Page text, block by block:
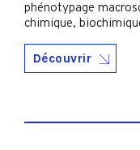
phénotypage
chimique,
Découvrir